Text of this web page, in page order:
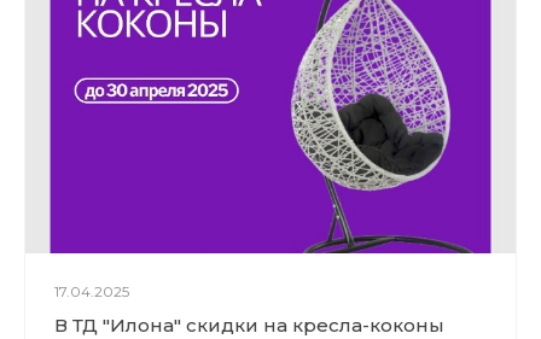
17.04.2025
В ТД "Илона" скидки на кресла-коконы